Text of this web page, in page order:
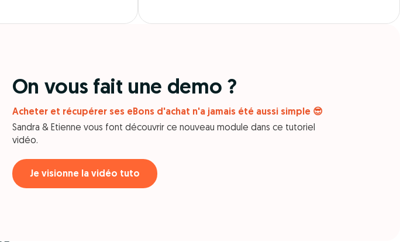
On vous fait une demo ?
Acheter et récupérer ses eBons d'achat n'a jamais été aussi simple 😎
Sandra & Etienne vous font découvrir ce nouveau module dans ce tutoriel
vidéo.
Je visionne la vidéo tuto